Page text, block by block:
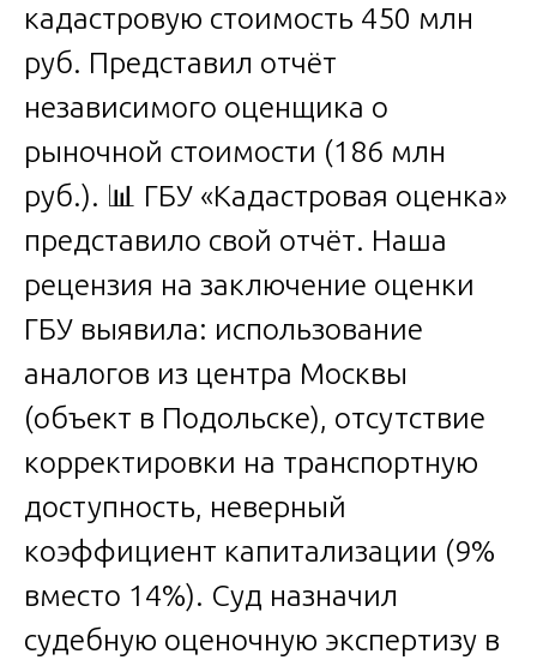
кадастровую стоимость 450 млн
руб. Представил отчёт
независимого оценщика о
рыночной стоимости (186 млн
руб.). 📊 ГБУ «Кадастровая оценка»
представило свой отчёт. Наша
рецензия на заключение оценки
ГБУ выявила: использование
аналогов из центра Москвы
(объект в Подольске), отсутствие
корректировки на транспортную
доступность, неверный
коэффициент капитализации (9%
вместо 14%). Суд назначил
судебную оценочную экспертизу в